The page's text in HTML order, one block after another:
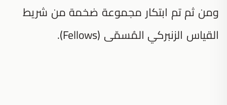
ومن ثم تم ابتكار مجموعة ضخمة من شريط
القياس الزنبركي المُسمّى (Fellows).